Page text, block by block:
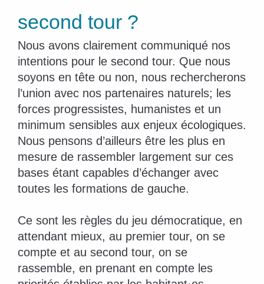
second tour ?
Nous avons clairement communiqué nos
intentions pour le second tour. Que nous
soyons en tête ou non, nous rechercherons
l’union avec nos partenaires naturels; les
forces progressistes, humanistes et un
minimum sensibles aux enjeux écologiques.
Nous pensons d’ailleurs être les plus en
mesure de rassembler largement sur ces
bases étant capables d’échanger avec
toutes les formations de gauche.
Ce sont les règles du jeu démocratique, en
attendant mieux, au premier tour, on se
compte et au second tour, on se
rassemble, en prenant en compte les